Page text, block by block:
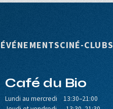
ÉVÉNEMENTSCINÉ-CLUBS
Café du Bio
Lundi au mercredi 13:30–21:00